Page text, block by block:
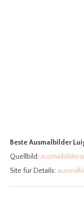
Beste Ausmalbilder
Quellbild:
Site für Details: